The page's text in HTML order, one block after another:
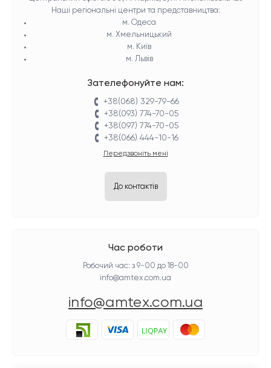
Наші регіональні центри та представництва:
м. Одеса
м. Хмельницький
м. Київ
м. Львів
Зателефонуйте нам:
+38(068) 329-79-66
+38(093) 774-70-05
+38(097) 774-70-05
+38(066) 444-10-16
Передзвоніть мені
До контактів
Час роботи
Робочий час: з 9-00 до 18-00
info@amtex.com.ua
info@amtex.com.ua